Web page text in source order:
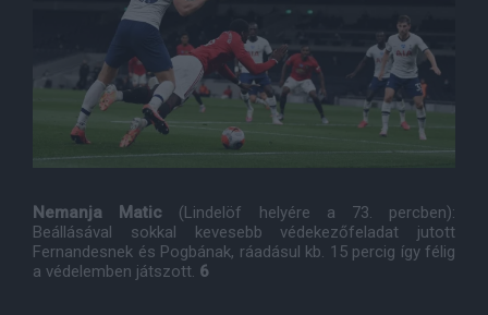
Nemanja Matic (Lindelöf helyére a 73. percben):
Beállásával sokkal kevesebb védekezőfeladat jutott
Fernandesnek és Pogbának, ráadásul kb. 15 percig így félig
a védelemben játszott. 6